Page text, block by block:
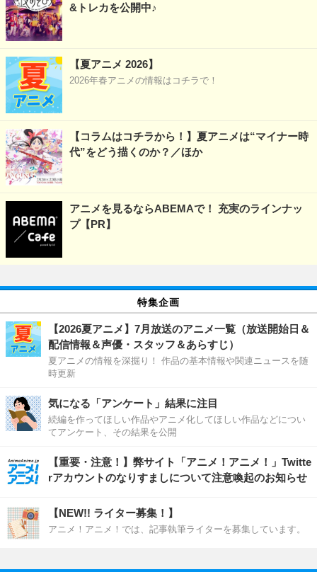
&トレカを公開中♪
【夏アニメ 2026】
2026年春アニメの情報はコチラで！
【コラムはコチラから！】夏アニメは“マイナー時
代”をどう描くのか？／ほか
アニメを見るならABEMAで！ 充実のラインナッ
プ【PR】
特集企画
【2026夏アニメ】7月放送のアニメ一覧（放送開始日＆
配信情報＆声優・スタッフ＆あらすじ）
夏アニメの情報を深掘り！ 作品の基本情報や関連ニュースを随
時更新
気になる「アンケート」結果に注目
続編を作ってほしい作品やアニメ化してほしい作品などについ
てアンケート、その結果を公開
【重要・注意！】弊サイト「アニメ！アニメ！」Twitte
rアカウントのなりすましについて注意喚起のお知らせ
【NEW!! ライター募集！】
アニメ！アニメ！では、記事執筆ライターを募集しています。